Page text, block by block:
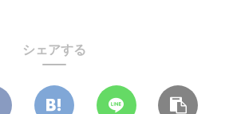
シェアする